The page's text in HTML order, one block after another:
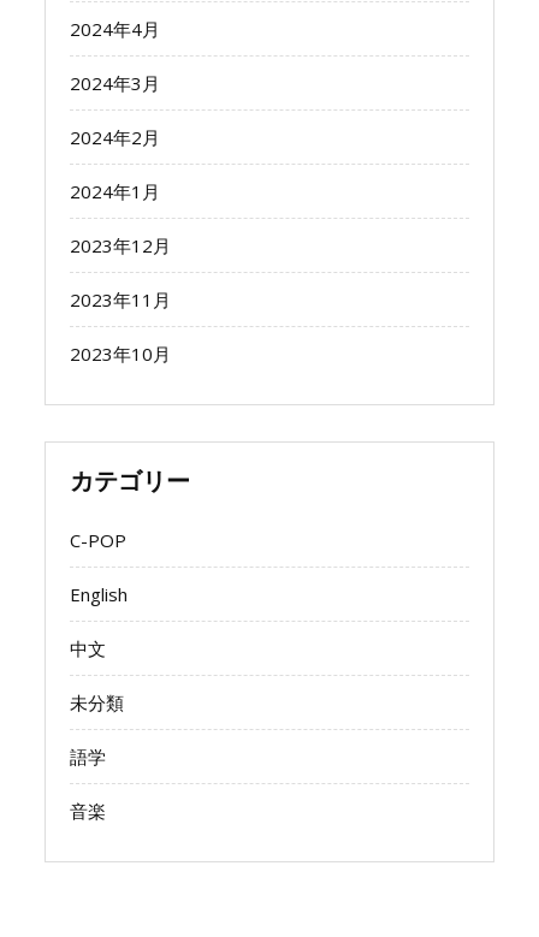
2024年4月
2024年3月
2024年2月
2024年1月
2023年12月
2023年11月
2023年10月
カテゴリー
C-POP
English
中文
未分類
語学
音楽